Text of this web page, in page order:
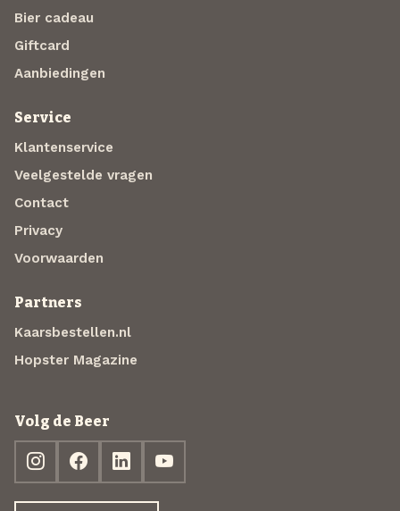
Bier cadeau
Giftcard
Aanbiedingen
Service
Klantenservice
Veelgestelde vragen
Contact
Privacy
Voorwaarden
Partners
Kaarsbestellen.nl
Hopster Magazine
Volg de Beer